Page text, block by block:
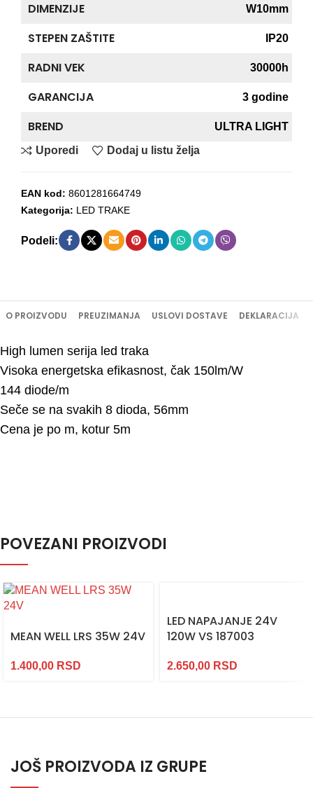
DIMENZIJE W10mm
STEPEN ZAŠTITE IP20
RADNI VEK 30000h
GARANCIJA 3 godine
BREND
ULTRA LIGHT
Uporedi
Dodaj u listu želja
EAN kod: 8601281664749
Kategorija: LED TRAKE
Podeli:
O PROIZVODU PREUZIMANJA USLOVI DOSTAVE DEKLARACIJA
High lumen serija led traka
Visoka energetska efikasnost, čak 150lm/W
144 diode/m
Seče se na svakih 8 dioda, 56mm
Cena je po m, kotur 5m
POVEZANI PROIZVODI
MEAN WELL LRS 35W 24V
1.400,00 RSD
LED NAPAJANJE 24V
120W VS 187003
2.650,00 RSD
JOŠ PROIZVODA IZ GRUPE